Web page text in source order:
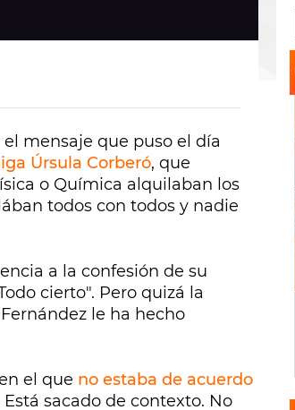
mensaje que puso el día
Úrsula Corberó, que
o Química alquilaban los
todos con todos y nadie
a la confesión de su
cierto". Pero quizá la
le ha hecho
el que no estaba de acuerdo
sacado de contexto. No